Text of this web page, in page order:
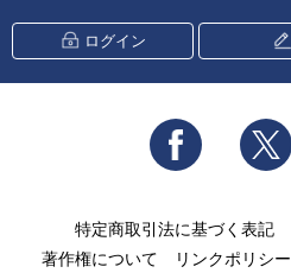
ログイン
Facebook
特定商取引法に基づく表記
著作権について
リンクポリシー